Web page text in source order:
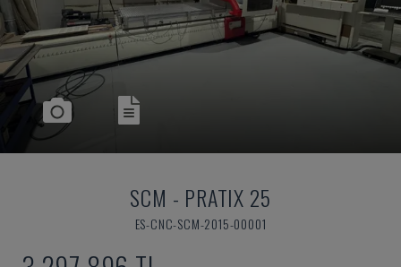
SCM - PRATIX 25
ES-CNC-SCM-2015-00001